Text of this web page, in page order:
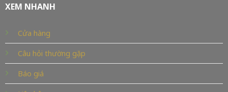
XEM NHANH
Cửa hàng
Câu hỏi thường gặp
Báo giá